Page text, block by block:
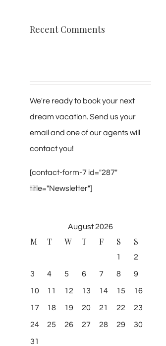
Recent Comments
We're ready to book your next
dream vacation. Send us your
email and one of our agents will
contact you!
[contact-form-7 id="287"
title="Newsletter"]
August 2026
M T W T F S S
1 2
3 4 5 6 7 8 9
10 11 12 13 14 15 16
17 18 19 20 21 22 23
24 25 26 27 28 29 30
31